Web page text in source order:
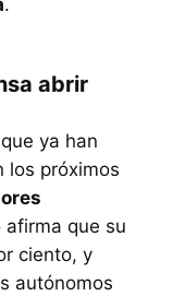
.
abrir
ya han
los próximos
afirma que su
ciento, y
autónomos